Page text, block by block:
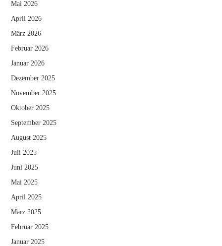
Mai 2026
April 2026
März 2026
Februar 2026
Januar 2026
Dezember 2025
November 2025
Oktober 2025
September 2025
August 2025
Juli 2025
Juni 2025
Mai 2025
April 2025
März 2025
Februar 2025
Januar 2025